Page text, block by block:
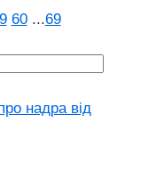
60 ...69
надра від